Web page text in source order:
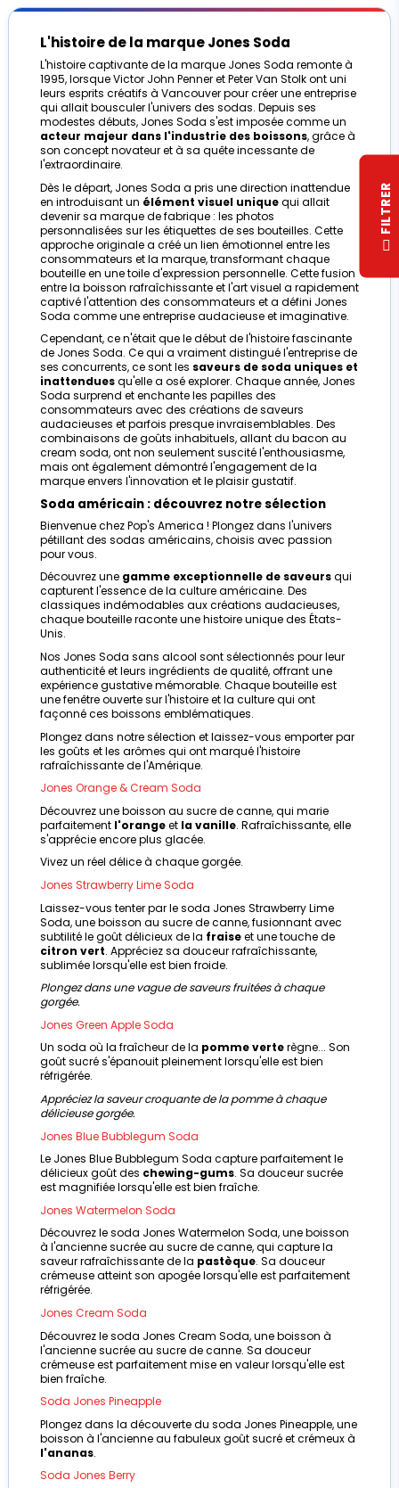
L'histoire de la marque Jones Soda
L'histoire captivante de la marque Jones Soda remonte à
1995, lorsque Victor John Penner et Peter Van Stolk ont uni
leurs esprits créatifs à Vancouver pour créer une entreprise
qui allait bousculer l'univers des sodas. Depuis ses
modestes débuts, Jones Soda s'est imposée comme un
acteur majeur dans l'industrie des boissons, grâce à
son concept novateur et à sa quête incessante de
l'extraordinaire.
Dès le départ, Jones Soda a pris une direction inattendue
en introduisant un élément visuel uniquequi allait
devenir sa marque de fabrique : les photos
personnalisées sur les étiquettes de ses bouteilles. Cette
approche originale a créé un lien émotionnel entre les
consommateurs et la marque, transformant chaque
bouteille en une toile d'expression personnelle. Cette fusion
entre la boisson rafraîchissante et l'art visuel a rapidement
captivé l'attention des consommateurs et a défini Jones
Soda comme une entreprise audacieuse et imaginative.
Cependant, ce n'était que le début de l'histoire fascinante
de Jones Soda. Ce qui a vraiment distingué l'entreprise de
ses concurrents, ce sont les saveurs de soda uniques et
inattenduesqu'elle a osé explorer. Chaque année, Jones
Soda surprend et enchante les papilles des
consommateurs avec des créations de saveurs
audacieuses et parfois presque invraisemblables. Des
combinaisons de goûts inhabituels, allant du bacon au
cream soda, ont non seulement suscité l'enthousiasme,
mais ont également démontré l'engagement de la
marque envers l'innovation et le plaisir gustatif.
Soda américain : découvrez notre sélection
Bienvenue chez Pop's America ! Plongez dans l'univers
pétillant des sodas américains, choisis avec passion
pour vous.
Découvrez une gamme exceptionnelle de saveursqui
capturent l'essence de la culture américaine. Des
classiques indémodables aux créations audacieuses,
chaque bouteille raconte une histoire unique des États-
Unis.
Nos Jones Soda sans alcool sont sélectionnés pour leur
authenticité et leurs ingrédients de qualité, offrant une
expérience gustative mémorable. Chaque bouteille est
une fenêtre ouverte sur l'histoire et la culture qui ont
façonné ces boissons emblématiques.
Plongez dans notre sélection et laissez-vous emporter par
les goûts et les arômes qui ont marqué l'histoire
rafraîchissante de l'Amérique.
Jones Orange & Cream Soda
Découvrez une boisson au sucre de canne, qui marie
parfaitement l'orangeet la vanille. Rafraîchissante, elle
s'apprécie encore plus glacée.
Vivez un réel délice à chaque gorgée.
Jones Strawberry Lime Soda
Laissez-vous tenter par le soda Jones Strawberry Lime
Soda, une boisson au sucre de canne, fusionnant avec
subtilité le goût délicieux de la fraiseet une touche de
citron vert. Appréciez sa douceur rafraîchissante,
sublimée lorsqu'elle est bien froide.
Plongez dans une vague de saveurs fruitées à chaque
gorgée.
Jones Green Apple Soda
Un soda où la fraîcheur de la pomme verterègne... Son
goût sucré s'épanouit pleinement lorsqu'elle est bien
réfrigérée.
Appréciez la saveur croquante de la pomme à chaque
délicieuse gorgée.
Jones Blue Bubblegum Soda
Le Jones Blue Bubblegum Soda capture parfaitement le
délicieux goût des chewing-gums. Sa douceur sucrée
est magnifiée lorsqu'elle est bien fraîche.
Jones Watermelon Soda
Découvrez le soda Jones Watermelon Soda, une boisson
à l'ancienne sucrée au sucre de canne, qui capture la
saveur rafraîchissante de la pastèque. Sa douceur
crémeuse atteint son apogée lorsqu'elle est parfaitement
réfrigérée.
Jones Cream Soda
Découvrez le soda Jones Cream Soda, une boisson à
l'ancienne sucrée au sucre de canne. Sa douceur
crémeuse est parfaitement mise en valeur lorsqu'elle est
bien fraîche.
Soda Jones Pineapple
Plongez dans la découverte du soda Jones Pineapple, une
boisson à l'ancienne au fabuleux goût sucré et crémeux à
l'ananas.
Soda Jones Berry
R